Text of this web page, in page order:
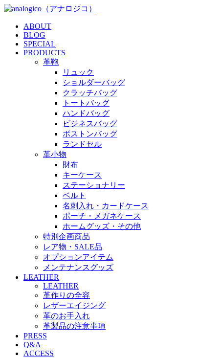
ABOUT
BLOG
SPECIAL
PRODUCTS
革鞄
リュック
ショルダーバッグ
クラッチバッグ
トートバッグ
ハンドバッグ
ビジネスバッグ
ボストンバッグ
ランドセル
革小物
財布
キーケース
ステーショナリー
ベルト
名刺入れ・カードケース
ポーチ・メガネケース
ホームグッズ・その他
特別企画商品
レア物・SALE品
オプションアイテム
メンテナンスグッズ
LEATHER
LEATHER
革作りの全容
レザーエイジング
革のお手入れ
革製品の注意事項
PRESS
Q&A
ACCESS